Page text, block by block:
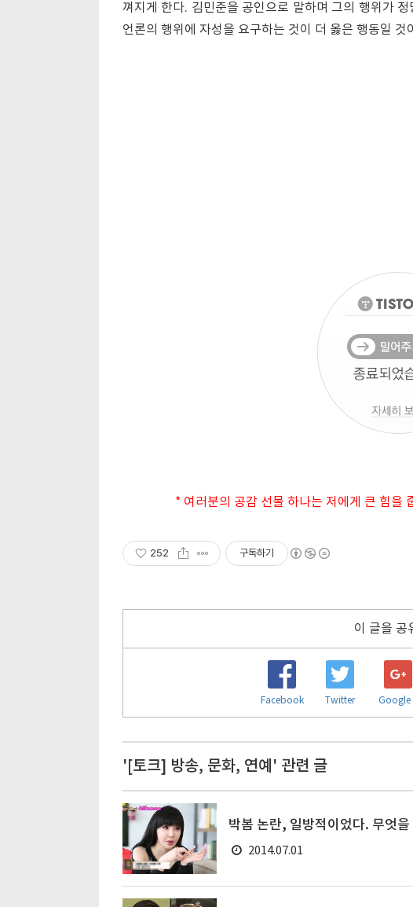
껴지게 한다. 김민준을 공인으로 말하며 그의 행위가
언론의 행위에 자성을 요구하는 것이 더 옳은 행동일 것
* 여러분의 공감 선물 하나는 저에게 큰 힘을
252 구독하기
이 글을 공
Facebook Twitter Google
'[토크] 방송, 문화, 연예' 관련 글
박봄 논란, 일방적이었다. 무엇
2014.07.01